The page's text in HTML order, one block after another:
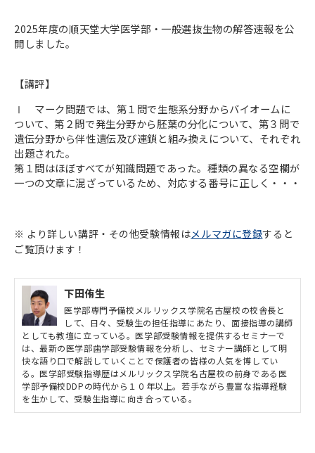
2025年度の順天堂大学医学部・一般選抜生物の解答速報を公
開しました。
【講評】
Ⅰ マーク問題では、第１問で生態系分野からバイオームに
ついて、第２問で発生分野から胚葉の分化について、第３問で
遺伝分野から伴性遺伝及び連鎖と組み換えについて、それぞれ
出題された。
第１問はほぼすべてが知識問題であった。種類の異なる空欄が
一つの文章に混ざっているため、対応する番号に正しく・・・
※ より詳しい講評・その他受験情報はメルマガに登録すると
ご覧頂けます！
下田侑生
医学部専門予備校メルリックス学院名古屋校の校舎長と
して、日々、受験生の担任指導にあたり、面接指導の講師
としても教壇に立っている。医学部受験情報を提供するセミナーで
は、最新の医学部歯学部受験情報を分析し、セミナー講師として明
快な語り口で解説していくことで保護者の皆様の人気を博してい
る。医学部受験指導歴はメルリックス学院名古屋校の前身である医
学部予備校DDPの時代から１０年以上。若手ながら豊富な指導経験
を生かして、受験生指導に向き合っている。